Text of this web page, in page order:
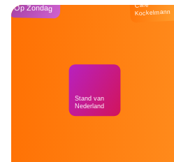
Op Zondag
Stand van
Nederland
Café
Kockelmann